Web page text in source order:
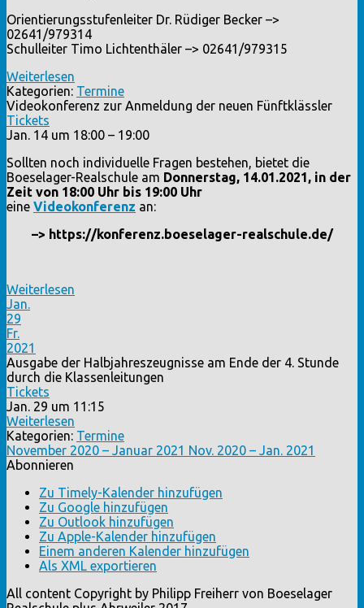
Orientierungsstufenleiter Dr. Rüdiger Becker –>
02641/979314
Schulleiter Timo Lichtenthäler –> 02641/979315
Weiterlesen
Kategorien: Termine
Videokonferenz zur Anmeldung der neuen Fünftklässler
Tickets
Jan. 14 um 18:00 – 19:00
Sollten noch individuelle Fragen bestehen, bietet die
Boeselager-Realschule am Donnerstag, 14.01.2021, in der
Zeit von 18:00 Uhr bis 19:00 Uhr
eine Videokonferenz an:
–> https://konferenz.boeselager-realschule.de/
Weiterlesen
Jan.
29
Fr.
2021
Ausgabe der Halbjahreszeugnisse am Ende der 4. Stunde
durch die Klassenleitungen
Tickets
Jan. 29 um 11:15
Weiterlesen
Kategorien: Termine
November 2020 – Januar 2021 Nov. 2020 – Jan. 2021
Abonnieren
Zu Timely-Kalender hinzufügen
Zu Google hinzufügen
Zu Outlook hinzufügen
Zu Apple-Kalender hinzufügen
Einem anderen Kalender hinzufügen
Als XML exportieren
All content Copyright by Philipp Freiherr von Boeselager